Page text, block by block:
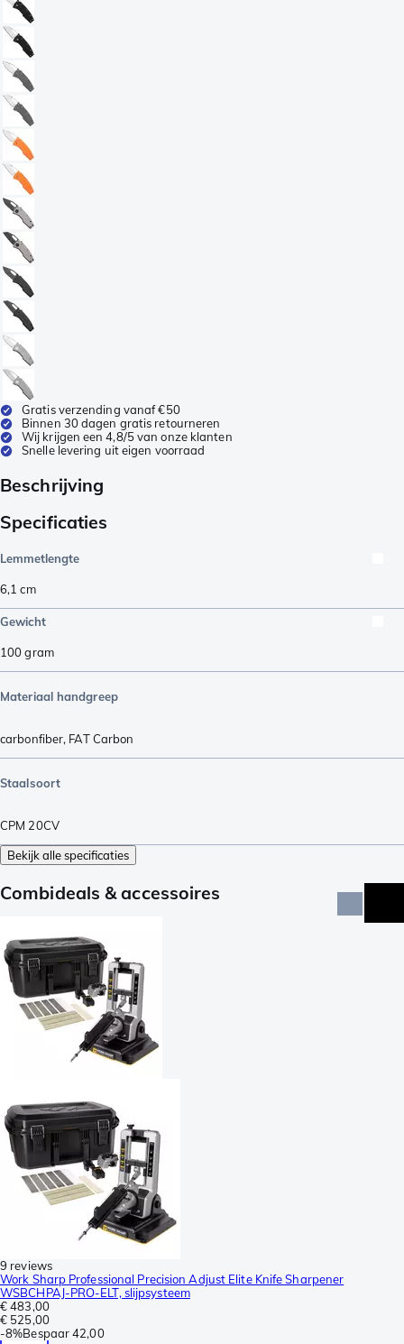
Gratis verzending vanaf €50
Binnen 30 dagen gratis retourneren
Wij krijgen een 4,8/5 van onze klanten
Snelle levering uit eigen voorraad
Beschrijving
Specificaties
Lemmetlengte
6,1 cm
Gewicht
100gram
Materiaal handgreep
carbonfiber, FAT Carbon
Staalsoort
CPM 20CV
Bekijk alle specificaties
Combideals & accessoires
9 reviews
Work Sharp Professional Precision Adjust Elite Knife Sharpener
WSBCHPAJ-PRO-ELT, slijpsysteem
€ 483,00
€ 525,00
-8%Bespaar42,00